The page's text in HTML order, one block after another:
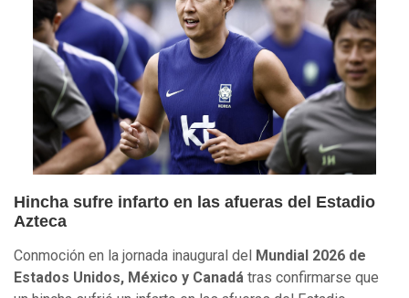
Hincha sufre infarto en las afueras del Estadio
Azteca
Conmoción en la jornada inaugural del Mundial 2026 de
Estados Unidos, México y Canadá tras confirmarse que